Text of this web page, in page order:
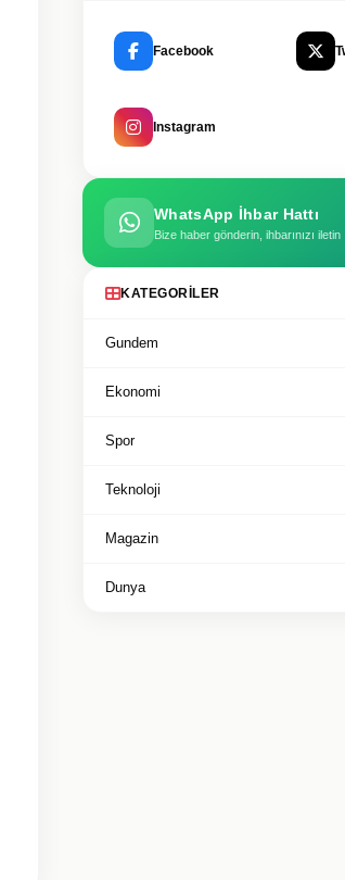
Facebook
Instagram
WhatsApp İhbar Hattı
Bize haber gönderin, ihbarınızı iletin
KATEGORILER
Gundem
Ekonomi
Spor
Teknoloji
Magazin
Dunya